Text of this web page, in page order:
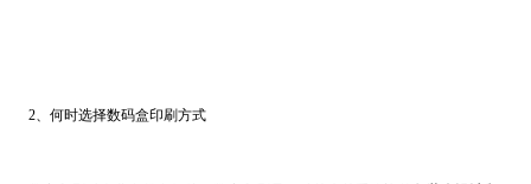
2、何时选择数码盒印刷方式